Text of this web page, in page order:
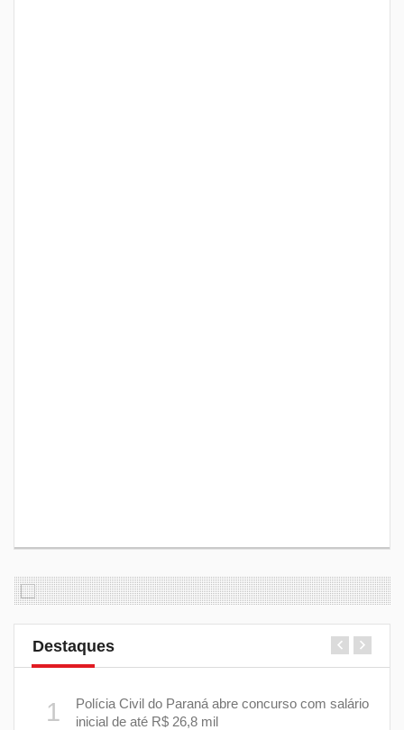
Destaques
1
Polícia Civil do Paraná abre concurso com salário
inicial de até R$ 26,8 mil